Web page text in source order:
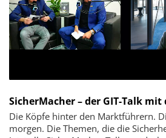
SicherMacher – der GIT-Talk
Die Köpfe hinter den Marktführern.
morgen. Die Themen, die die